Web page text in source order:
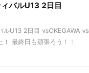
バルU13 2日目
ルU13 2日目 vsOKEGAWA
！ 最終日も頑張ろう！！